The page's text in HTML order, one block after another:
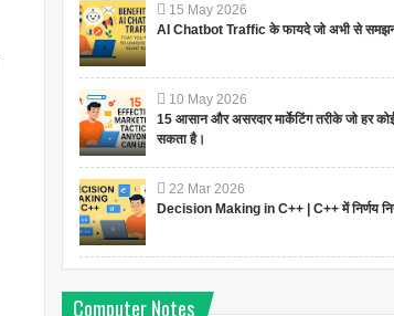
15 May 2026
AI Chatbot Traffic के फायदे जो अभी से
10 May 2026
15 आसान और असरदार मार्केटिंग तरीके जो हर
सकता है।
22 Mar 2026
Decision Making in C++ | C++ में निर्णय
Computer Notes